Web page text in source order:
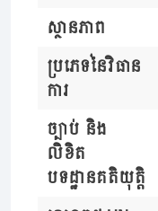
ស្ថានភាព
ប្រភេទនៃវិធាន
ការ
ច្បាប់ និង
លិខិត
បទដ្ឋានគតិយុត្តិ